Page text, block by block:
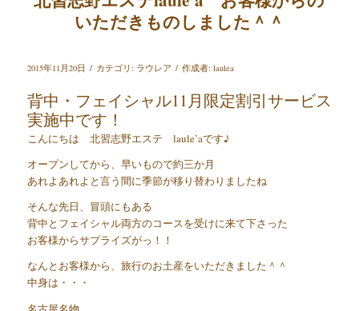
いただきものしました＾＾
2015年11月20日 / カテゴリ: ラウレア / 作成者: laulea
背中・フェイシャル11月限定割引サービス
実施中です！
こんにちは 北習志野エステ laule’aです♪
オープンしてから、早いもので約三か月
あれよあれよと言う間に季節が移り替わりましたね
そんな先日、冒頭にもある
背中とフェイシャル両方のコースを受けに来て下さった
お客様からサプライズがっ！！
なんとお客様から、旅行のお土産をいただきました＾＾
中身は・・・